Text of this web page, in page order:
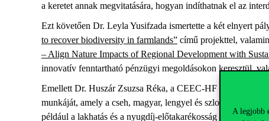
A legjobb
a keretet annak megvitatására, hogyan indíthatnak el az
Ezt követően Dr. Leyla Yusifzada ismertette a két elnyert
to recover biodiversity in farmlands” című projekttel,
– Align Nature Impacts of Regional Development with
innovatív fenntartható pénzügyi megoldásokon keresztül,
Emellett Dr. Huszár Zsuzsa Réka, a CEEC-HF
munkáját, amely a cseh, magyar, lengyel és szlovák
például a lakhatás és a nyugdíj-előtakarékosság területén. A